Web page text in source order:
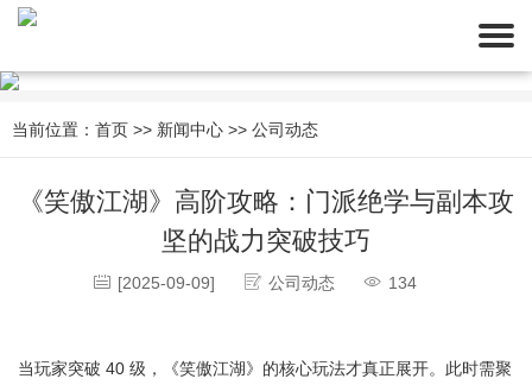
当前位置： 首页 >> 新闻中心 >> 公司动态
《笑傲江湖》高阶攻略：门派绝学与副本攻
坚的战力突破技巧
[2025-09-09] 公司动态 134
当玩家突破 40 级，《笑傲江湖》的核心玩法才真正展开。此时需聚